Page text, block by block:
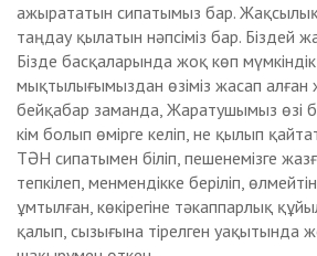
ажырататын сипатымыз бар.
таңдау қылатын нәпсіміз бар. Біздей
Бізде басқаларында жоқ көп
мықтылығымыздан өзіміз жасап алған
бейқабар заманда, Жаратушымыз өзі
кім болып өмірге келіп, не қылып
ТӘН сипатымен біліп, пешенемізге
тепкілеп, менмендікке беріліп,
ұмтылған, көкірегіне тәкаппарлық
қалып, сызығына тірелген уақытында